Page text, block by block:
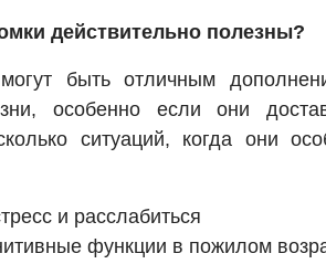
действительно полезны?
быть отличным
особенно если они
ситуаций, когда они
и расслабиться
функции в пожилом